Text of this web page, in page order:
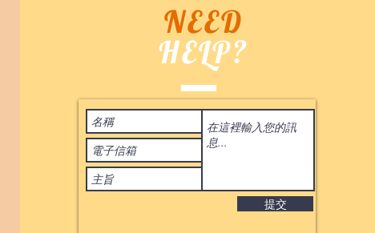
by ASIA BID CO. All rights reserved. 香港
NEED
HELP?
提交